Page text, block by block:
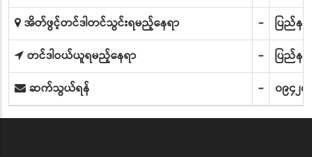
အိတ်ဖွင့်တင်ဒါတင်သွင်းရမည့်နေရာ
-
ပြည်န
တင်ဒါဝယ်ယူရမည့်နေရာ
-
ပြည်န
ဆက်သွယ်ရန်
- ၀၉၄၂